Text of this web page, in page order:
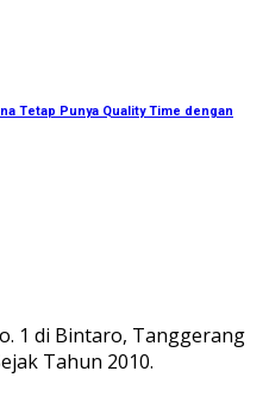
Tetap Punya Quality Time dengan
1 di Bintaro, Tanggerang
Tahun 2010.